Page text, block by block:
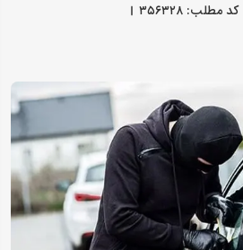
کد مطلب: ۳۵۶۳۲۸